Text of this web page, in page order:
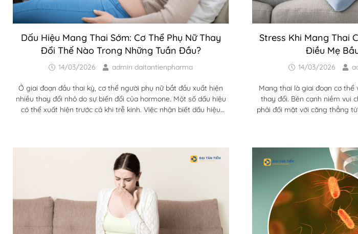
Dấu Hiệu Mang Thai Sớm: Cơ Thể Phụ Nữ Thay
Đổi Thế Nào Trong Những Tuần Đầu?
14/03/2026 admin daitantienpharma
Ở giai đoạn đầu thai kỳ, cơ thể người phụ nữ bắt đầu xuất hiện
nhiều thay đổi nhỏ do sự biến đổi của hormone. Một số dấu hiệu
có thể xuất hiện trước cả khi trễ kinh. Việc nhận biết dấu hiệu
Stress Khi Mang Thai
Điều Mẹ
14/03/2026
Mang thai là giai đoạn cơ
thay đổi. Bên cạnh niềm vui
phải đối mặt với căng thẳng